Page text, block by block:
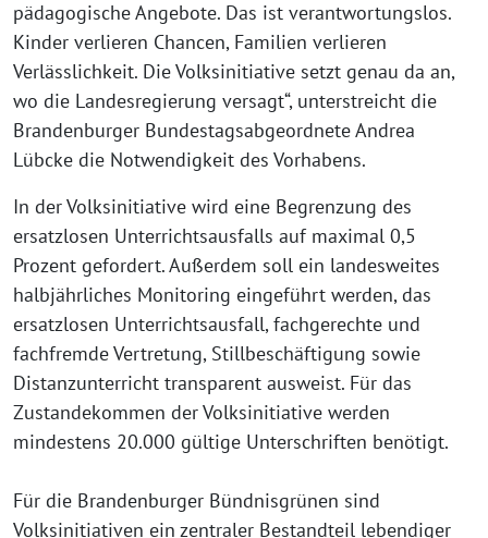
pädagogische Angebote. Das ist verantwortungslos.
Kinder verlieren Chancen, Familien verlieren
Verlässlichkeit. Die Volksinitiative setzt genau da an,
wo die Landesregierung versagt“, unterstreicht die
Brandenburger Bundestagsabgeordnete Andrea
Lübcke die Notwendigkeit des Vorhabens.
In der Volksinitiative wird eine Begrenzung des
ersatzlosen Unterrichtsausfalls auf maximal 0,5
Prozent gefordert. Außerdem soll ein landesweites
halbjährliches Monitoring eingeführt werden, das
ersatzlosen Unterrichtsausfall, fachgerechte und
fachfremde Vertretung, Stillbeschäftigung sowie
Distanzunterricht transparent ausweist. Für das
Zustandekommen der Volksinitiative werden
mindestens 20.000 gültige Unterschriften benötigt.
Für die Brandenburger Bündnisgrünen sind
Volksinitiativen ein zentraler Bestandteil lebendiger